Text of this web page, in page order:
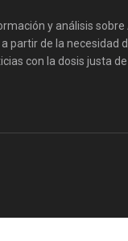
y análisis sobre
partir de la necesidad
con la dosis justa